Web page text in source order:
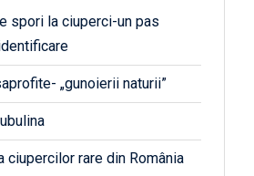
spori la ciuperci-un pas
„gunoierii naturii”
ciupercilor rare din România